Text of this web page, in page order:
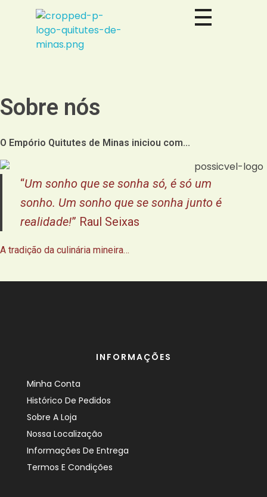
Sobre nós
O Empório Quitutes de Minas iniciou com...
“Um sonho que se sonha só, é só um
sonho. Um sonho que se sonha junto é
realidade!” Raul Seixas
A tradição da culinária mineira…
INFORMAÇÕES
Minha Conta
Histórico De Pedidos
Sobre A Loja
Nossa Localização
Informações De Entrega
Termos E Condições